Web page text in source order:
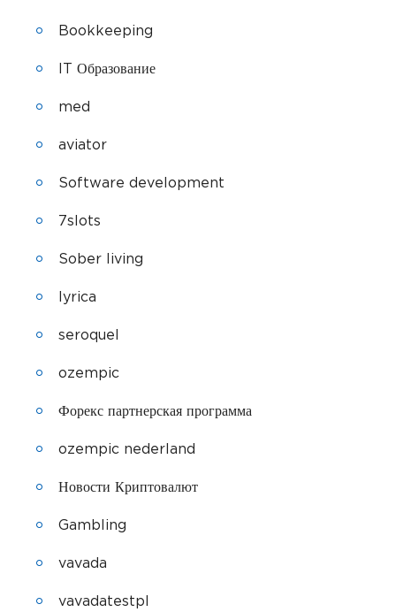
Bookkeeping
IT Образование
med
aviator
Software development
7slots
Sober living
lyrica
seroquel
ozempic
Форекс партнерская программа
ozempic nederland
Новости Криптовалют
Gambling
vavada
vavadatestpl